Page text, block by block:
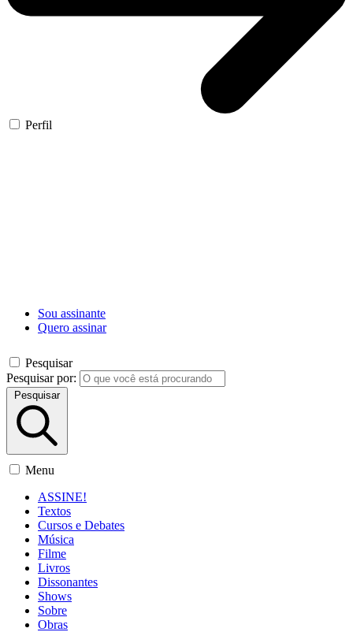
Perfil
Sou assinante
Quero assinar
Pesquisar
Pesquisar por:
Pesquisar
Menu
ASSINE!
Textos
Cursos e Debates
Música
Filme
Livros
Dissonantes
Shows
Sobre
Obras